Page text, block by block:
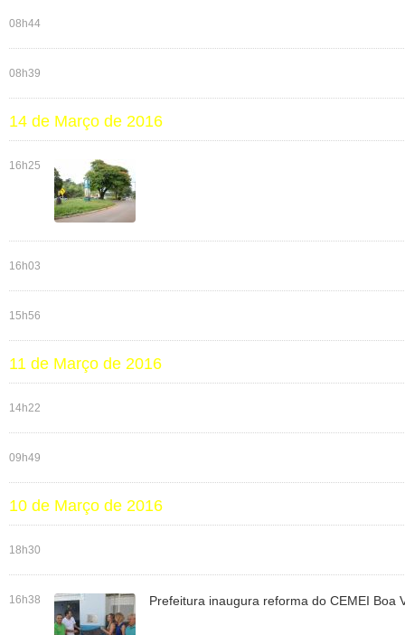
08h44
08h39
14 de Março de 2016
16h25
16h03
15h56
11 de Março de 2016
14h22
09h49
10 de Março de 2016
18h30
16h38 Prefeitura inaugura reforma do CEMEI Boa